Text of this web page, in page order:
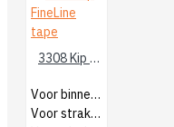
3308 Kip FineLine tape
Voor binnen en buiten
Voor strakke lijnen